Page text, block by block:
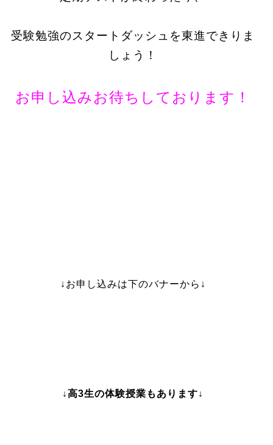
受験勉強のスタートダッシュを東進できりま
しょう！
お申し込みお待ちしております！
↓お申し込みは下のバナーから↓
↓高3生の体験授業もあります↓